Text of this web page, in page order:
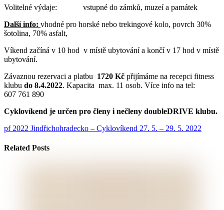
Volitelné výdaje: vstupné do zámků, muzeí a památek
Další info: vhodné pro horské nebo trekingové kolo, povrch 30%
šotolina, 70% asfalt,
Víkend začíná v 10 hod v místě ubytování a končí v 17 hod v místě
ubytování.
Závaznou rezervaci a platbu 1720 Kč přijímáme na recepci fitness
klubu do 8.4.2022. Kapacita max. 11 osob. Více info na tel:
607 761 890
Cyklovíkend je určen pro členy i nečleny doubleDRIVE klubu.
pf 2022 Jindřichohradecko – Cyklovíkend 27. 5. – 29. 5. 2022
Related Posts